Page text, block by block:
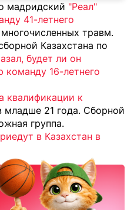
мадридский "Реал"
41-летнего
травм.
Казахстана по
будет ли он
команду 16-летнего
квалификации к
младше 21 года. Сборной
группа.
в Казахстан в